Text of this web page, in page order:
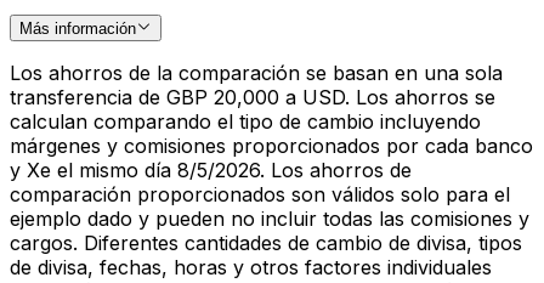
Más información
Los ahorros de la comparación se basan en una sola
transferencia de GBP 20,000 a USD. Los ahorros se
calculan comparando el tipo de cambio incluyendo
márgenes y comisiones proporcionados por cada banco
y Xe el mismo día 8/5/2026. Los ahorros de
comparación proporcionados son válidos solo para el
ejemplo dado y pueden no incluir todas las comisiones y
cargos. Diferentes cantidades de cambio de divisa, tipos
de divisa, fechas, horas y otros factores individuales